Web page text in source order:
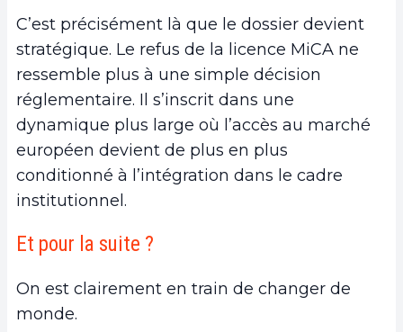
C’est précisément là que le dossier devient
stratégique. Le refus de la licence MiCA ne
ressemble plus à une simple décision
réglementaire. Il s’inscrit dans une
dynamique plus large où l’accès au marché
européen devient de plus en plus
conditionné à l’intégration dans le cadre
institutionnel.
Et pour la suite ?
On est clairement en train de changer de
monde.